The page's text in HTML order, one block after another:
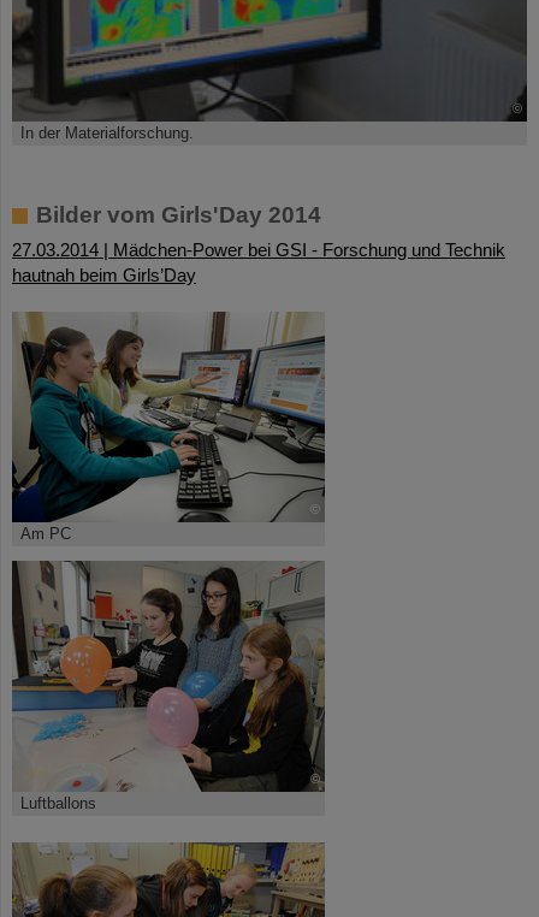
©
In der Materialforschung.
Bilder vom Girls'Day 2014
27.03.2014 | Mädchen-Power bei GSI - Forschung und Technik
hautnah beim Girls’Day
©
Am PC
©
Luftballons